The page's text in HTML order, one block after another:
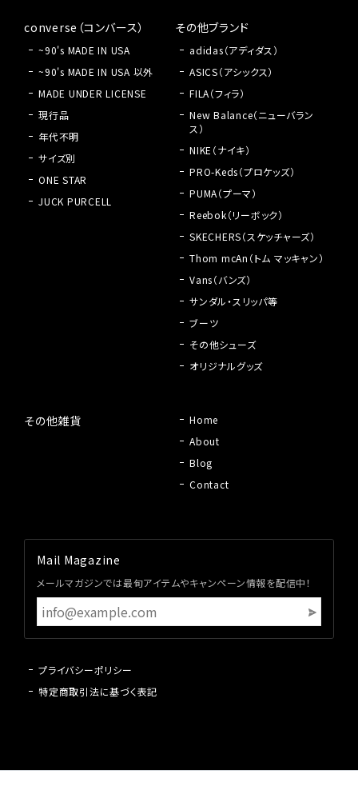
converse（コンバース）
~90's MADE IN USA
~90's MADE IN USA 以外
MADE UNDER LICENSE
現行品
年代不明
サイズ別
ONE STAR
JUCK PURCELL
その他ブランド
adidas（アディダス）
ASICS（アシックス）
FILA（フィラ）
New Balance（ニューバラン
ス）
NIKE（ナイキ）
PRO-Keds（プロケッズ）
PUMA（プーマ）
Reebok（リーボック）
SKECHERS（スケッチャーズ）
Thom mcAn（トム マッキャン）
Vans（バンズ）
サンダル・スリッパ等
ブーツ
その他シューズ
オリジナルグッズ
その他雑貨
Home
About
Blog
Contact
Mail Magazine
メールマガジンでは最旬アイテムやキャンペーン情報を配信中！
プライバシーポリシー
特定商取引法に基づく表記